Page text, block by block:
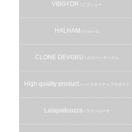
VIBGYOR / ビブジョー
HALHAM / ハルハム
CLONE DEVGRU / クローンデベグル
High quality product/ ハイクオリティプロダクト
Lalapalloozza/ ララパルーザ